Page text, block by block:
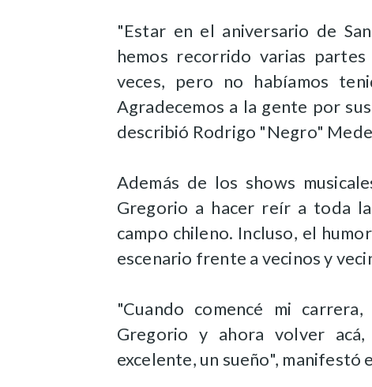
"Estar en el aniversario de
hemos recorrido varias
veces, pero no habíamos
Agradecemos a la gente por
describió Rodrigo "Negro"
Además de los shows
Gregorio a hacer reír a toda
campo chileno. Incluso, el
escenario frente a vecinos y
"Cuando comencé mi
Gregorio y ahora volver
excelente, un sueño", manifestó